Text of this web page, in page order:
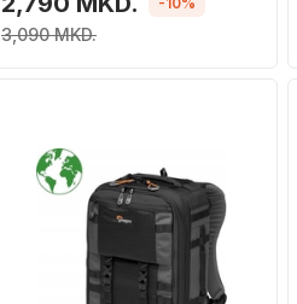
3,090 MKD.